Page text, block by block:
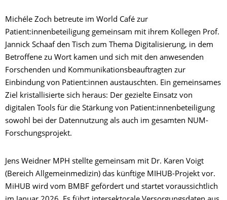
Michéle Zoch betreute im World Café zur
Patient:innenbeteiligung gemeinsam mit ihrem Kollegen Prof.
Jannick Schaaf den Tisch zum Thema Digitalisierung, in dem
Betroffene zu Wort kamen und sich mit den anwesenden
Forschenden und Kommunikationsbeauftragten zur
Einbindung von Patient:innen austauschten. Ein gemeinsames
Ziel kristallisierte sich heraus: Der gezielte Einsatz von
digitalen Tools für die Stärkung von Patient:innenbeteiligung
sowohl bei der Datennutzung als auch im gesamten NUM-
Forschungsprojekt.
Jens Weidner MPH stellte gemeinsam mit Dr. Karen Voigt
(Bereich Allgemeinmedizin) das künftige MIHUB-Projekt vor.
MiHUB wird vom BMBF gefördert und startet voraussichtlich